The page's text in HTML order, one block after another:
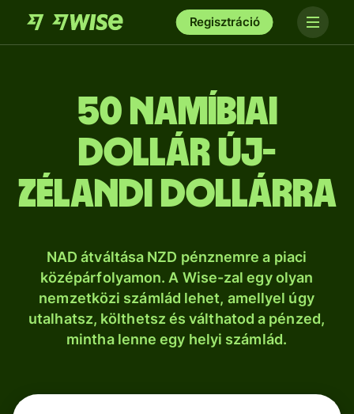
Regisztráció
50 namíbiai
dollár új-
zélandi dollárra
NAD átváltása NZD pénznemre a piaci
középárfolyamon. A Wise-zal egy olyan
nemzetközi számlád lehet, amellyel úgy
utalhatsz, költhetsz és válthatod a pénzed,
mintha lenne egy helyi számlád.